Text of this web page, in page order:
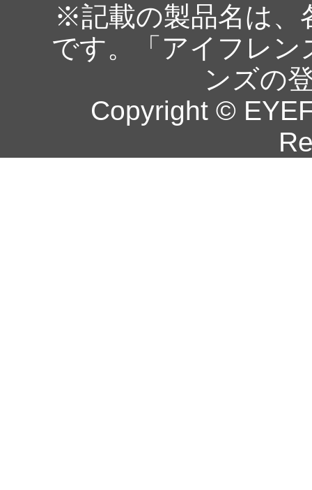
※記載の製品名は、
です。「アイフレ
ンズの
Copyright ©